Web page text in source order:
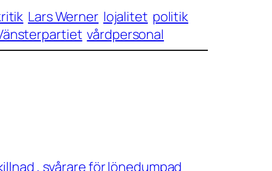
Lars Werner lojalitet politik
vårdpersonal
, svårare för lönedumpad